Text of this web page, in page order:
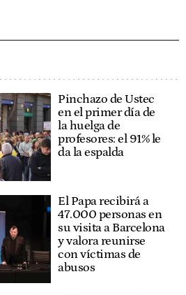
Pinchazo de Ustec
en el primer día de
la huelga de
profesores: el 91% le
da la espalda
El Papa recibirá a
47.000 personas en
su visita a Barcelona
y valora reunirse
con víctimas de
abusos